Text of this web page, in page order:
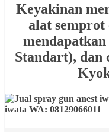
Keyakinan
alat semprot
Standart),